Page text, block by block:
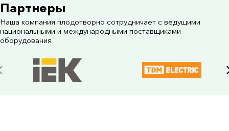
Партнеры
Наша компания плодотворно сотрудничает с ведущими
национальными и международными поставщиками
оборудования